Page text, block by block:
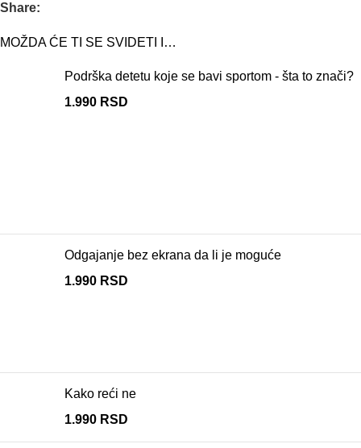
Share:
MOŽDA ĆE TI SE SVIDETI I…
Podrška detetu koje se bavi sportom - šta to znači?
1.990 RSD
Odgajanje bez ekrana da li je moguće
1.990 RSD
Kako reći ne
1.990 RSD